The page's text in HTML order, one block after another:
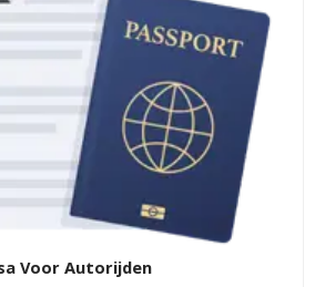
Voor Autorijden